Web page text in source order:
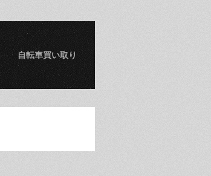
自転車買い取り